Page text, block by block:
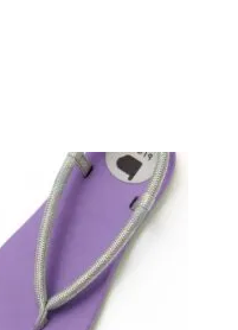
2027」が募集開始！ 予選ブロッ
クは候補生の“魅力”を重視した
「新システム」に変わります
2026.08.03
LIFE STYLE
【AEN／エイエン】注目の日韓新
人ボーイズグループが始動！ デビ
ュー目前のフレッシュな面々を独
占インタビュー。7人の魅力に迫
ります♪
2026.07.23
LIFE STYLE